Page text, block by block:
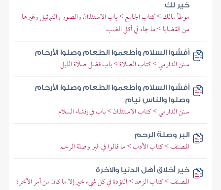
خير لك
موطأ مالك > كتاب الجامع > باب الاستئذان والصور والتماثيل وغيرها
من القضايا > ما جاء في أكل الضب
أفشوا السلام وأطعموا الطعام وصلوا الأرحام
سنن الدارمي > كتاب الصلاة > باب فضل صلاة الليل
أفشوا السلام وأطعموا الطعام وصلوا الأرحام
وصلوا والناس نيام
سنن الدارمي > كتاب الاستئذان > باب في إفشاء السلام
البر وصلة الرحم
المصنف > كتاب الأدب > ما قالوا في البر وصلة الرحم
خير أخلاق أهل الدنيا والآخرة
المصنف > كتاب الزهد > التؤدة في كل شيء خير إلا ما كان من أمر الآخرة